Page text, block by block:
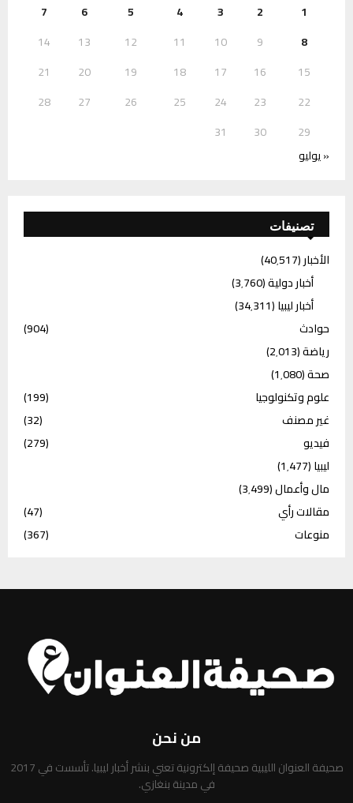
1
2
3
4
5
6
7
8
9
10
11
12
13
14
15
16
17
18
19
20
21
22
23
24
25
26
27
28
29
30
31
« يوليو
تصنيفات
الأخبار(40٬517)
أخبار دولية(3٬760)
أخبار ليبيا(34٬311)
حوادث
(904)
رياضة(2٬013)
صحة(1٬080)
علوم وتكنولوجيا
(199)
غير مصنف
(32)
فيديو
(279)
ليبيا(1٬477)
مال وأعمال(3٬499)
مقالات رأي
(47)
منوعات
(367)
من نحن
صحيفة العنوان الليبية صحيفة إلكترونية تعني بنشر أخبار ليبيا. تأسست في 2017
في مدينة بنغازي.